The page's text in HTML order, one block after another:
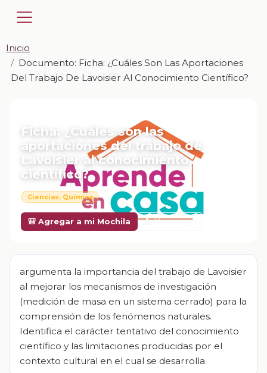
Inicio
Documento: Ficha: ¿Cuáles Son Las Aportaciones
Del Trabajo De Lavoisier Al Conocimiento Científico?
Ficha: ¿Cuáles son las
aportaciones del trabajo de
Lavoisier al conocimiento
científico?
Ciencias. Química
🎒 Agregar a mi Mochila Descargar
argumenta la importancia del trabajo de Lavoisier
al mejorar los mecanismos de investigación
(medición de masa en un sistema cerrado) para la
comprensión de los fenómenos naturales.
Identifica el carácter tentativo del conocimiento
científico y las limitaciones producidas por el
contexto cultural en el cual se desarrolla.